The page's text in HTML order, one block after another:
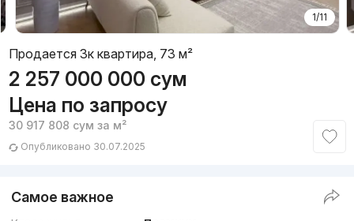
1/11
Продается 3к квартира, 73 м²
2 257 000 000 сум
Цена по запросу
30 917 808 сум за м²
Опубликовано 30.07.2025
Самое важное